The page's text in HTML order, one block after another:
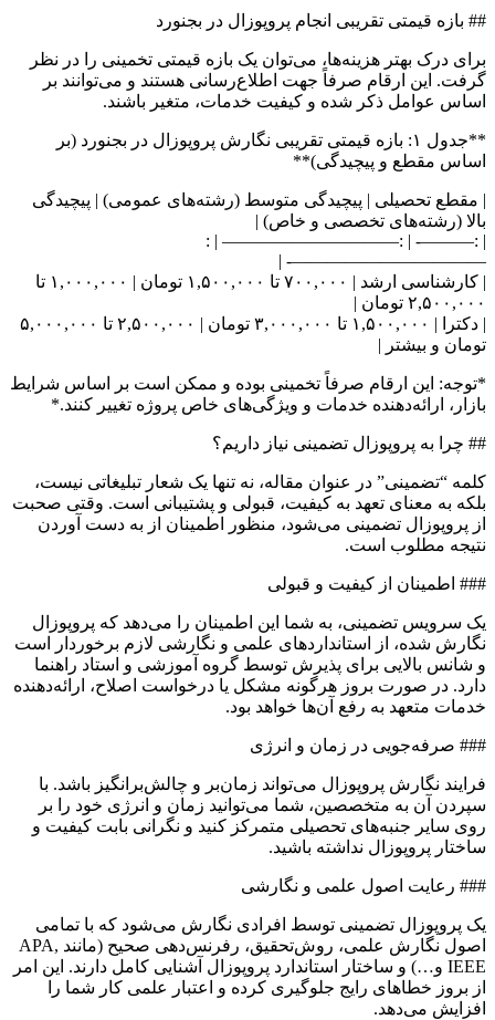
## بازه قیمتی تقریبی انجام پروپوزال در بجنورد
برای درک بهتر هزینه‌ها، می‌توان یک بازه قیمتی تخمینی را در نظر
گرفت. این ارقام صرفاً جهت اطلاع‌رسانی هستند و می‌توانند بر
اساس عوامل ذکر شده و کیفیت خدمات، متغیر باشند.
**جدول ۱: بازه قیمتی تقریبی نگارش پروپوزال در بجنورد (بر
اساس مقطع و پیچیدگی)**
| مقطع تحصیلی | پیچیدگی متوسط (رشته‌های عمومی) | پیچیدگی
بالا (رشته‌های تخصصی و خاص) |
| :———- | :—————————— | :
———————————- |
| کارشناسی ارشد | ۷۰۰,۰۰۰ تا ۱,۵۰۰,۰۰۰ تومان | ۱,۰۰۰,۰۰۰ تا
۲,۵۰۰,۰۰۰ تومان |
| دکترا | ۱,۵۰۰,۰۰۰ تا ۳,۰۰۰,۰۰۰ تومان | ۲,۵۰۰,۰۰۰ تا ۵,۰۰۰,۰۰۰
تومان و بیشتر |
*توجه: این ارقام صرفاً تخمینی بوده و ممکن است بر اساس شرایط
بازار، ارائه‌دهنده خدمات و ویژگی‌های خاص پروژه تغییر کنند.*
## چرا به پروپوزال تضمینی نیاز داریم؟
کلمه “تضمینی” در عنوان مقاله، نه تنها یک شعار تبلیغاتی نیست،
بلکه به معنای تعهد به کیفیت، قبولی و پشتیبانی است. وقتی صحبت
از پروپوزال تضمینی می‌شود، منظور اطمینان از به دست آوردن
نتیجه مطلوب است.
### اطمینان از کیفیت و قبولی
یک سرویس تضمینی، به شما این اطمینان را می‌دهد که پروپوزال
نگارش شده، از استانداردهای علمی و نگارشی لازم برخوردار است
و شانس بالایی برای پذیرش توسط گروه آموزشی و استاد راهنما
دارد. در صورت بروز هرگونه مشکل یا درخواست اصلاح، ارائه‌دهنده
خدمات متعهد به رفع آن‌ها خواهد بود.
### صرفه‌جویی در زمان و انرژی
فرایند نگارش پروپوزال می‌تواند زمان‌بر و چالش‌برانگیز باشد. با
سپردن آن به متخصصین، شما می‌توانید زمان و انرژی خود را بر
روی سایر جنبه‌های تحصیلی متمرکز کنید و نگرانی بابت کیفیت و
ساختار پروپوزال نداشته باشید.
### رعایت اصول علمی و نگارشی
یک پروپوزال تضمینی توسط افرادی نگارش می‌شود که با تمامی
اصول نگارش علمی، روش‌تحقیق، رفرنس‌دهی صحیح (مانند APA,
IEEE و…) و ساختار استاندارد پروپوزال آشنایی کامل دارند. این امر
از بروز خطاهای رایج جلوگیری کرده و اعتبار علمی کار شما را
افزایش می‌دهد.